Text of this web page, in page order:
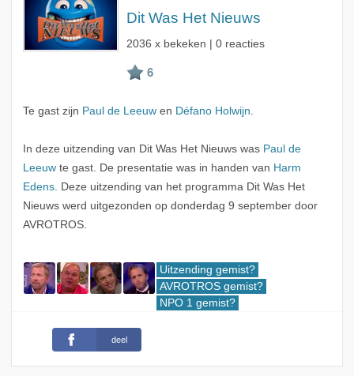
Dit Was Het Nieuws
2036 x bekeken | 0 reacties
Te gast zijn Paul de Leeuwen Défano Holwijn.
In deze uitzending van Dit Was Het Nieuws was Paul de
Leeuwte gast. De presentatie was in handen van Harm
Edens. Deze uitzending van het programma Dit Was Het
Nieuws werd uitgezonden op donderdag 9 september door
AVROTROS.
Uitzending gemist?
AVROTROS gemist?
NPO 1 gemist?
deel